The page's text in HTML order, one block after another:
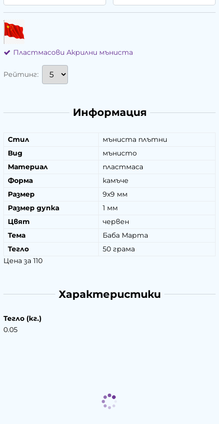
Пластмасови Акрилни мъниста
Рейтинг:
Информация
Стил
мъниста плътни
Вид
мънисто
Материал
пластмаса
Форма
камъче
Размер
9х9 мм
Размер дупка
1 мм
Цвят
червен
Тема
Баба Марта
Тегло
50 грама
Цена за 110
Характеристики
Тегло (кг.)
0.05